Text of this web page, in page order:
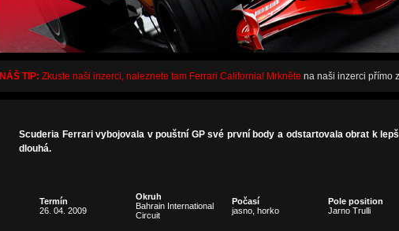
NÁŠ TIP: Zkuste naši inzerci, naleznete tam Ferrari California! Mrkněte na naši inzerci přímo
Scuderia Ferrari vybojovala v pouštní GP své první body a odstartovala obrat k
dlouhá.
Termín
26. 04. 2009
Okruh
Bahrain International
Circuit
Počasí
jasno, horko
Pole position
Jarno Trulli